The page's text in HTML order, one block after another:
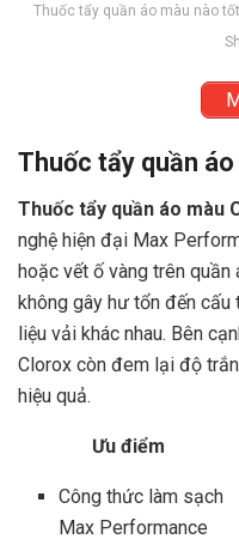
Thuốc tẩy quần áo màu nào
Thuốc tẩy quần
Thuốc tẩy quần áo màu
nghệ hiện đại Max
hoặc vết ố vàng trên quần
không gây hư tổn đến
liệu vải khác nhau. Bên
Clorox còn đem lại độ
hiệu quả.
Ưu điểm
Công thức làm sạch
Max Performance